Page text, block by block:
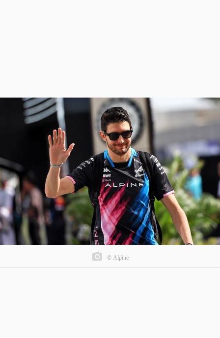
© Alpine